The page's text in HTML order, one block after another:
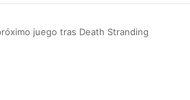
juego tras Death Stranding